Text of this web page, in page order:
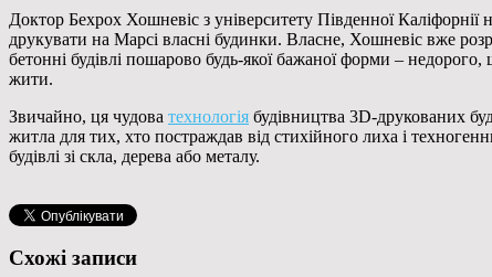
Доктор Бехрох Хошневіс з університету Південної
друкувати на Марсі власні будинки. Власне, Хошневіс вже
бетонні будівлі пошарово будь-якої бажаної форми –
жити.
Звичайно, ця чудова технологія будівництва 3D-друкованих
житла для тих, хто постраждав від стихійного лиха і
будівлі зі скла, дерева або металу.
Схожі записи